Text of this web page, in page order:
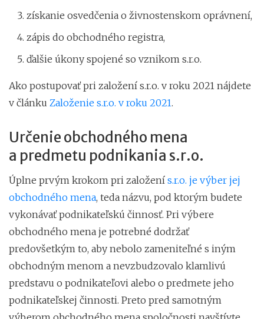
získanie osvedčenia o živnostenskom oprávnení,
zápis do obchodného registra,
ďalšie úkony spojené so vznikom s.r.o.
Ako postupovať pri založení s.r.o. v roku 2021 nájdete
v článku Založenie s.r.o. v roku 2021.
Určenie obchodného mena
a predmetu podnikania s.r.o.
Úplne prvým krokom pri založení s.r.o. je výber jej
obchodného mena, teda názvu, pod ktorým budete
vykonávať podnikateľskú činnosť. Pri výbere
obchodného mena je potrebné dodržať
predovšetkým to, aby nebolo zameniteľné s iným
obchodným menom a nevzbudzovalo klamlivú
predstavu o podnikateľovi alebo o predmete jeho
podnikateľskej činnosti. Preto pred samotným